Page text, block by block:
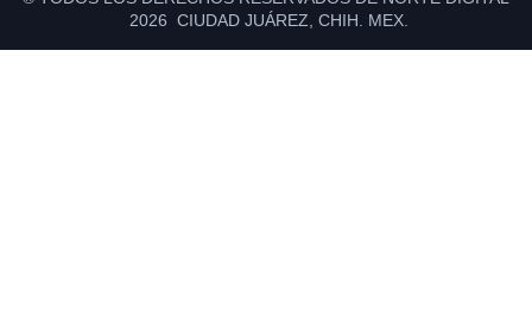
2026 CIUDAD JUÁREZ, CHIH. MEX.